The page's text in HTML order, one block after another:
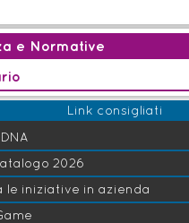
Macchine 2006/42/CE
Seminario
MTZ 610-Lock Out Tag Out
interventi di manutenzione
Progettazione
Sicurezza e Normative
e Normative
Link consigliati
2026
le iniziative in azienda